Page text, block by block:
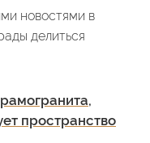
новостями в
делиться
пространство